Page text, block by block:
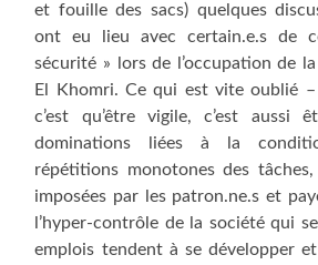
et fouille des sacs) quelques
ont eu lieu avec certain.e.s de
sécurité » lors de l’occupation de
El Khomri. Ce qui est vite oublié
c’est qu’être vigile, c’est aussi
dominations liées à la
répétitions monotones des
imposées par les patron.ne.s et
l’hyper-contrôle de la société qui
emplois tendent à se développer